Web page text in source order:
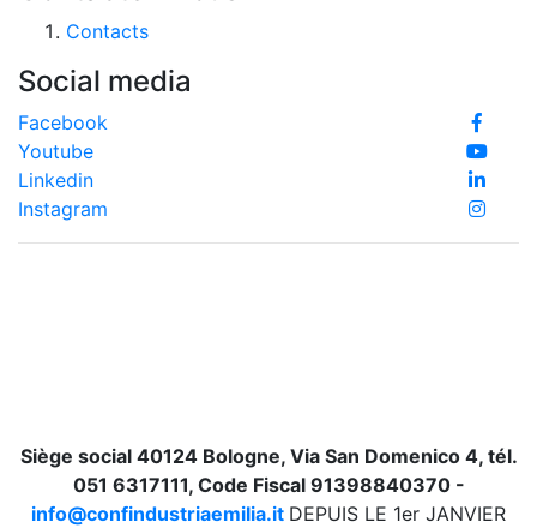
Contacts
Social media
Facebook
Youtube
Linkedin
Instagram
Siège social 40124 Bologne, Via San Domenico 4, tél.
051 6317111, Code Fiscal 91398840370 -
info@confindustriaemilia.it DEPUIS LE 1er JANVIER